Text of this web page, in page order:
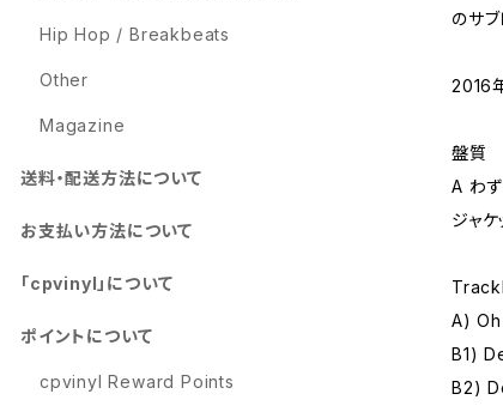
のサ
2016
盤質
A わず
ジャ
A)
B1)
B2)
Hip Hop / Breakbeats
Other
Magazine
送料・配送方法について
お支払い方法について
「cpvinyl」について
ポイントについて
cpvinyl Reward Points